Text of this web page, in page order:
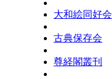
大和絵同好会
古典保存会
尊経閣叢刊